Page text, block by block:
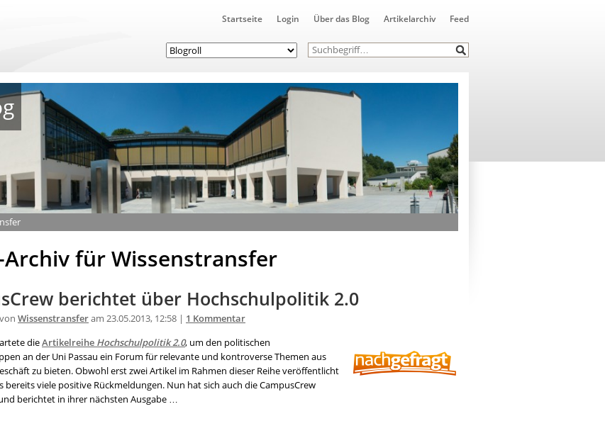
Startseite Login Über das Blog Artikelarchiv Feed
für Wissenstransfer
berichtet über Hochschulpolitik 2.0
Wissenstransferam 23.05.2013, 12:58 | 1 Kommentar
dieArtikelreihe Hochschulpolitik 2.0, um den politischen
an der Uni Passau ein Forum für relevante und kontroverse Themen aus
zu bieten. Obwohl erst zwei Artikel im Rahmen dieser Reihe veröffentlicht
bereits viele positive Rückmeldungen. Nun hat sich auch die CampusCrew
berichtet in ihrer nächsten Ausgabe …